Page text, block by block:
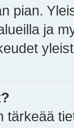
pian.
ja
tärkeää